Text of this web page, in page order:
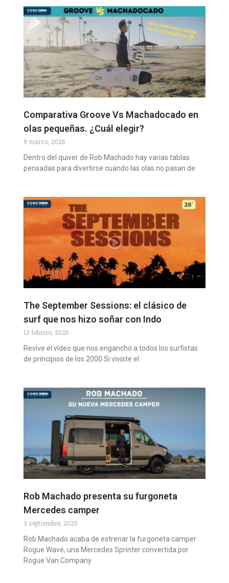
Comparativa Groove Vs Machadocado en
olas pequeñas. ¿Cuál elegir?
9 marzo, 2026
Dentro del quiver de Rob Machado hay varias tablas
pensadas para divertirse cuando las olas no pasan de
The September Sessions: el clásico de
surf que nos hizo soñar con Indo
13 febrero, 2026
Revive el vídeo que nos enganchó a todos los surfistas
de principios de los 2000 Si viviste el
Rob Machado presenta su furgoneta
Mercedes camper
3 septiembre, 2025
Rob Machado acaba de estrenar la furgoneta camper
Rogue Wave, una Mercedes Sprinter convertida por
Rogue Van Company